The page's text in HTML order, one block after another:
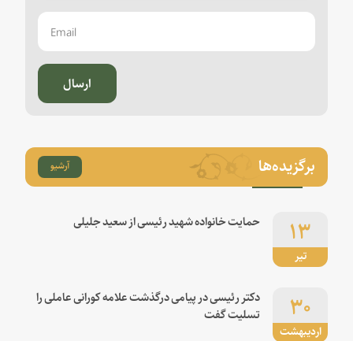
ارسال
برگزیده‌ها آرشیو
تیر
۱۳ حمایت خانواده شهید رئیسی از سعید جلیلی
اردیبهشت
۳۰
دکتر رئیسی در پیامی درگذشت علامه کورانی عاملی را
تسلیت گفت